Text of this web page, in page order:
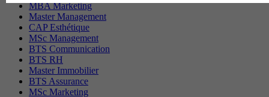
MBA Marketing
Master Management
CAP Esthétique
MSc Management
BTS Communication
BTS RH
Master Immobilier
BTS Assurance
MSc Marketing